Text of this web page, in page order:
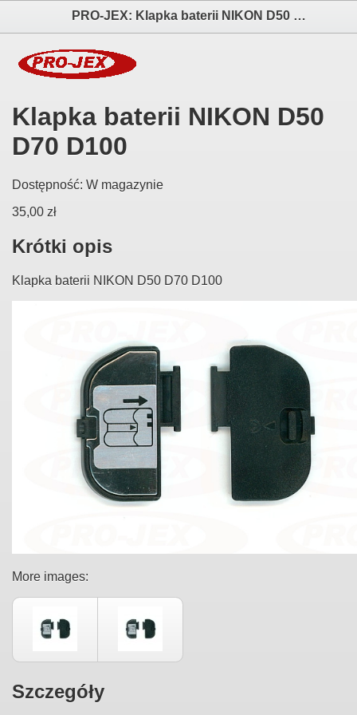
PRO-JEX: Klapka baterii NIKON D50 D70 D100 elektronika i akcesoria aparatów fotograficznych
Klapka baterii NIKON D50
D70 D100
Dostępność: W magazynie
35,00 zł
Krótki opis
Klapka baterii NIKON D50 D70 D100
More images:
Szczegóły